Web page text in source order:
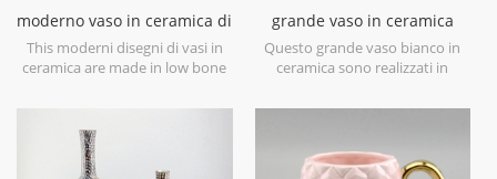
moderno vaso in ceramica di
design bianco e nero
This moderni disegni di vasi in
ceramica are made in low bone
for your home decorative
objects. Can be sold individually.
grande vaso in ceramica
bianca con linee di vernice
nera a mano
Questo grande vaso bianco in
ceramica sono realizzati in
contenuto di ossa, ottimo per la
di nozze. può essere venduto
singolarmente